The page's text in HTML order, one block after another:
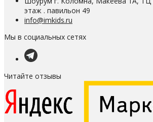
этаж . павильон 49
info@imkids.ru
Мы в социальных сетях
Читайте отзывы